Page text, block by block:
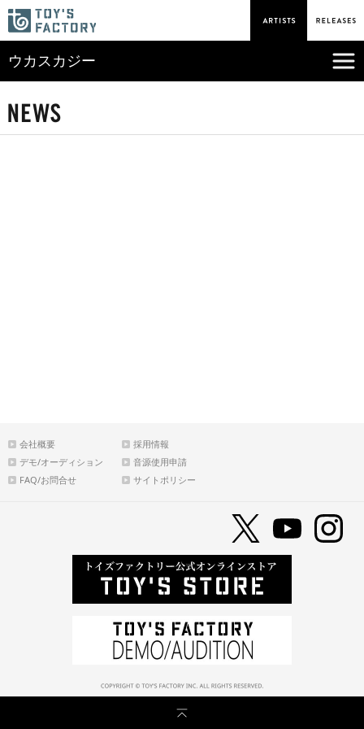
ウカスカジー
会社概要
採用情報
デモ/オーディション
音源使用申請
FAQ/お問合せ
サイトポリシー